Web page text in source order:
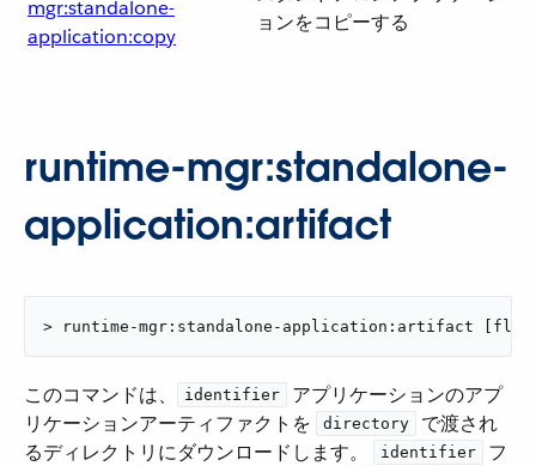
mgr:standalone-
application:copy
ョンをコピーする
runtime-mgr:standalone-
application:artifact
> runtime-mgr:standalone-application:artifact
このコマンドは、​ identifier
​ アプリケーションのアプ
リケーションアーティファクトを ​
directory
​ で渡され
るディレクトリにダウンロードします。
identifier
​ フ